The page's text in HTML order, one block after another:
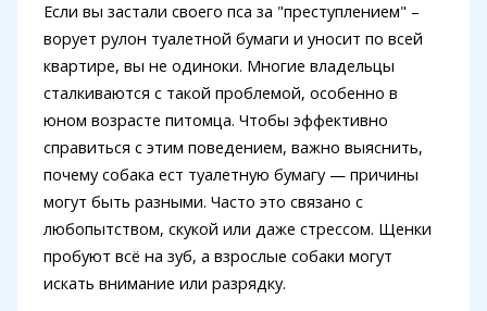
Если вы застали своего пса за "преступлением" –
ворует рулон туалетной бумаги и уносит по всей
квартире, вы не одиноки. Многие владельцы
сталкиваются с такой проблемой, особенно в
юном возрасте питомца. Чтобы эффективно
справиться с этим поведением, важно выяснить,
почему собака ест туалетную бумагу — причины
могут быть разными. Часто это связано с
любопытством, скукой или даже стрессом. Щенки
пробуют всё на зуб, а взрослые собаки могут
искать внимание или разрядку.